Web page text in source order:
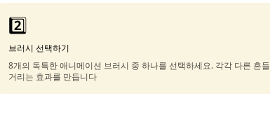
2️⃣
브러시 선택하기
8개의 독특한 애니메이션 브러시 중 하나를 선택하세요. 각각 다른 흔들
거리는 효과를 만듭니다